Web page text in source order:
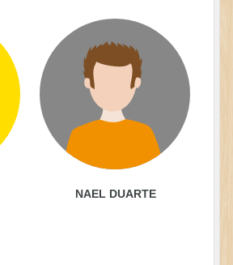
NAEL DUARTE